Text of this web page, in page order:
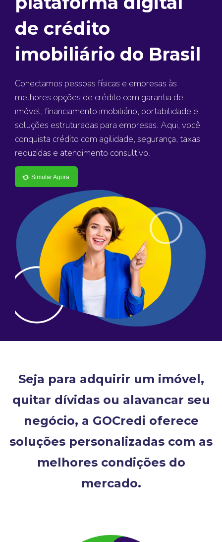
de crédito
imobiliário do Brasil
Conectamos pessoas físicas e empresas às
melhores opções de crédito com garantia de
imóvel, financiamento imobiliário, portabilidade e
soluções estruturadas para empresas. Aqui, você
conquista crédito com agilidade, segurança, taxas
reduzidas e atendimento consultivo.
Simular Agora
Seja para adquirir um imóvel,
quitar dívidas ou alavancar seu
negócio, a GOCredi oferece
soluções personalizadas com as
melhores condições do
mercado.